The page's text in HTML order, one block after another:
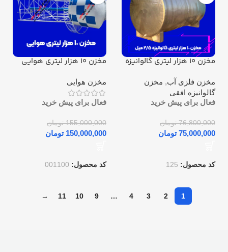
مخزن 10 هزار لیتری گالوانیزه
مخزن فلزی آب, مخزن
گالوانیزه افقی
فعال برای پیش خرید
76,800,000 تومان
75,000,000 تومان
کد محصول: 125
مخزن 10 هزار لیتری هوایی
مخزن هوایی
فعال برای پیش خرید
155,000,000 تومان
150,000,000 تومان
کد محصول: 001100
1
2
3
4
…
9
10
11
→